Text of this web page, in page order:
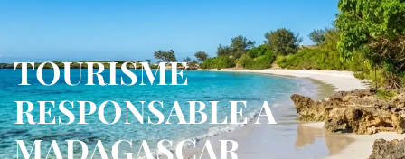
TOURISME
RESPONSABLE A
MADAGASCAR